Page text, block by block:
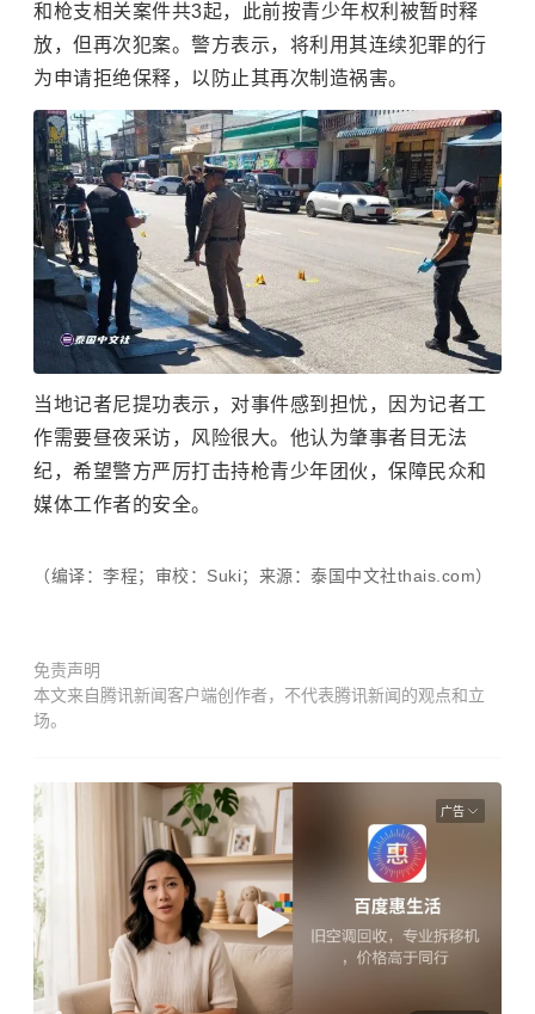
和枪支相关案件共3起，此前按青少年权利被暂时释
放，但再次犯案。警方表示，将利用其连续犯罪的行
为申请拒绝保释，以防止其再次制造祸害。
当地记者尼提功表示，对事件感到担忧，因为记者工
作需要昼夜采访，风险很大。他认为肇事者目无法
纪，希望警方严厉打击持枪青少年团伙，保障民众和
媒体工作者的安全。
（编译：李程；审校：Suki；来源：泰国中文社thais.com）
免责声明
本文来自腾讯新闻客户端创作者，不代表腾讯新闻的观点和立
场。
广告